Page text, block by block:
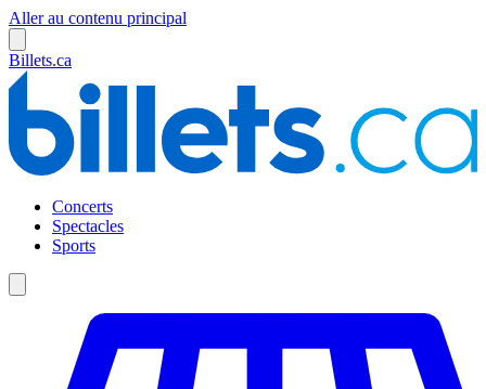
Aller au contenu principal
Billets.ca
Concerts
Spectacles
Sports